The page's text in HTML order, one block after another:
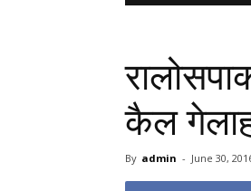
कैल
By admin - June 30,